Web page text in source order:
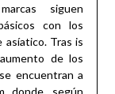
siguen
con los
asíatico. Tras is
de los
encuentran a
donde, según